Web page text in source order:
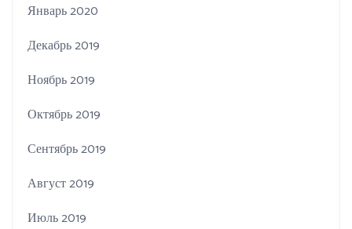
Январь 2020
Декабрь 2019
Ноябрь 2019
Октябрь 2019
Сентябрь 2019
Август 2019
Июль 2019